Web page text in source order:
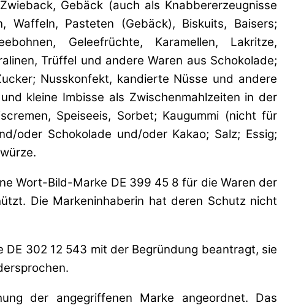
Gebäck (auch als Knabbererzeugnisse
Pasteten (Gebäck), Biskuits, Baisers;
Geleefrüchte, Karamellen, Lakritze,
Trüffel und andere Waren aus Schokolade;
Nusskonfekt, kandierte Nüsse und andere
kleine Imbisse als Zwischenmahlzeiten in der
Speiseeis, Sorbet; Kaugummi (nicht für
oder Schokolade und/oder Kakao; Salz; Essig;
Wort-Bild-Marke DE 399 45 8 für die Waren der
Die Markeninhaberin hat deren Schutz nicht
302 12 543 mit der Begründung beantragt, sie
der angegriffenen Marke angeordnet. Das